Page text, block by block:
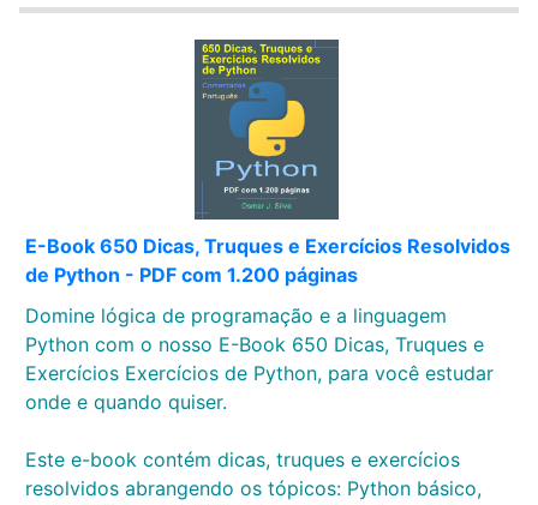
E-Book 650 Dicas, Truques e Exercícios Resolvidos
de Python - PDF com 1.200 páginas
Domine lógica de programação e a linguagem
Python com o nosso E-Book 650 Dicas, Truques e
Exercícios Exercícios de Python, para você estudar
onde e quando quiser.
Este e-book contém dicas, truques e exercícios
resolvidos abrangendo os tópicos: Python básico,